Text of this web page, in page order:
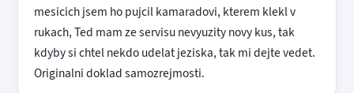
mesicich jsem ho pujcil kamaradovi, kterem klekl v
rukach, Ted mam ze servisu nevyuzity novy kus, tak
kdyby si chtel nekdo udelat jeziska, tak mi dejte vedet.
Originalni doklad samozrejmosti.